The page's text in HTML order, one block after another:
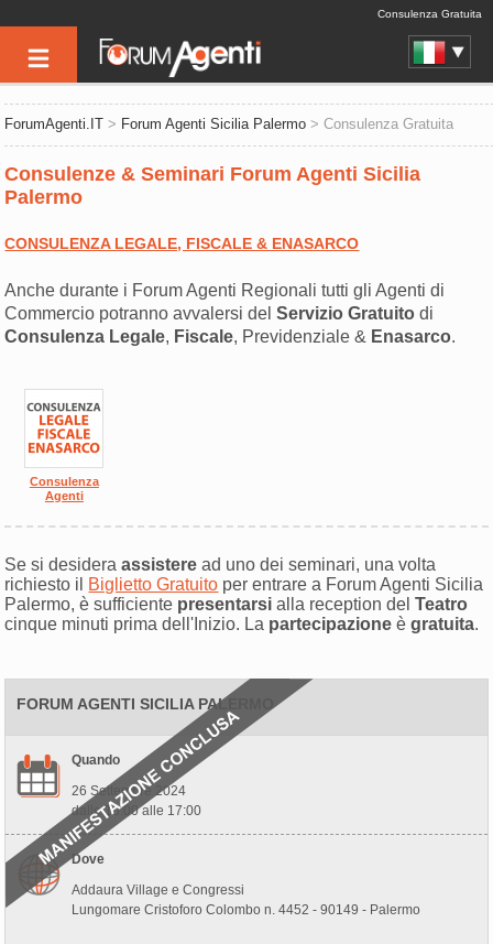
Consulenza Gratuita
ForumAgenti.IT > Forum Agenti Sicilia Palermo > Consulenza Gratuita
Consulenze & Seminari Forum Agenti Sicilia
Palermo
CONSULENZA LEGALE, FISCALE & ENASARCO
Anche durante i Forum Agenti Regionali tutti gli Agenti di
Commercio potranno avvalersi delServizio Gratuito di
Consulenza Legale, Fiscale, Previdenziale & Enasarco.
Consulenza
Agenti
Se si desideraassistere ad uno dei seminari, una volta
richiesto il Biglietto Gratuito per entrare a Forum Agenti Sicilia
Palermo, è sufficiente presentarsi alla reception delTeatro
cinque minuti prima dell'Inizio. La partecipazione ègratuita.
FORUM AGENTI SICILIA PALERMO
Quando
26 Settembre 2024
dalle 10:00 alle 17:00
Dove
Addaura Village e Congressi
Lungomare Cristoforo Colombo n. 4452 - 90149 - Palermo